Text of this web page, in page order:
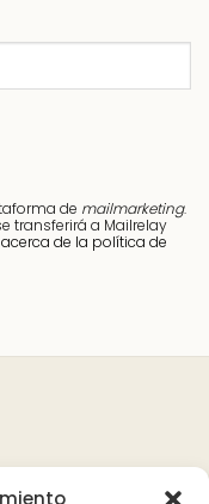
de mailmarketing.
transferirá a Mailrelay
de la política de